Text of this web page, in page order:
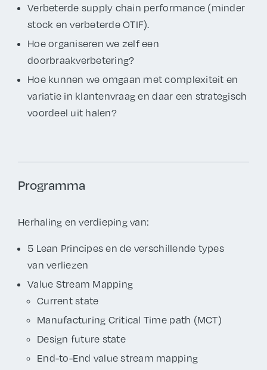
Verbeterde supply chain performance (minder
stock en verbeterde OTIF).
Hoe organiseren we zelf een
doorbraakverbetering?
Hoe kunnen we omgaan met complexiteit en
variatie in klantenvraag en daar een strategisch
voordeel uit halen?
Programma
Herhaling en verdieping van:
5 Lean Principes en de verschillende types
van verliezen
Value Stream Mapping
Current state
Manufacturing Critical Time path (MCT)
Design future state
End-to-End value stream mapping